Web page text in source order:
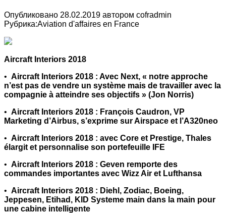
Опубликовано 28.02.2019 автором cofradmin
Рубрика:Aviation d'affaires en France
Aircraft Interiors 2018
• Aircraft Interiors 2018 : Avec Next, « notre approche
n’est pas de vendre un système mais de travailler avec la
compagnie à atteindre ses objectifs » (Jon Norris)
• Aircraft Interiors 2018 : François Caudron, VP
Marketing d’Airbus, s’exprime sur Airspace et l’A320neo
• Aircraft Interiors 2018 : avec Core et Prestige, Thales
élargit et personnalise son portefeuille IFE
• Aircraft Interiors 2018 : Geven remporte des
commandes importantes avec Wizz Air et Lufthansa
• Aircraft Interiors 2018 : Diehl, Zodiac, Boeing,
Jeppesen, Etihad, KID Systeme main dans la main pour
une cabine intelligente